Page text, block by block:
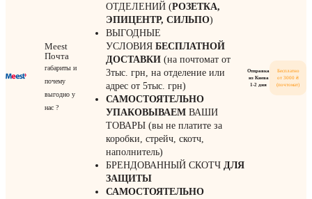
Meest
Почта
габариты и
почему
выгодно у
нас ?
ОТДЕЛЕНИЙ (РОЗЕТКА,
ЭПИЦЕНТР, СИЛЬПО)
ВЫГОДНЫЕ
УСЛОВИЯ БЕСПЛАТНОЙ
ДОСТАВКИ(на почтомат от
3тыс. грн, на отделение или
адрес от 5тыс. грн)
САМОСТОЯТЕЛЬНО
УПАКОВЫВАЕМВАШИ
ТОВАРЫ (вы не платите за
коробки, стрейч, скотч,
наполнитель)
БРЕНДОВАННЫЙ СКОТЧ ДЛЯ
ЗАЩИТЫ
САМОСТОЯТЕЛЬНО
Отправка
из Киева
1-2 дня
Бесплатно
от 3000 ₴
(почтомат)